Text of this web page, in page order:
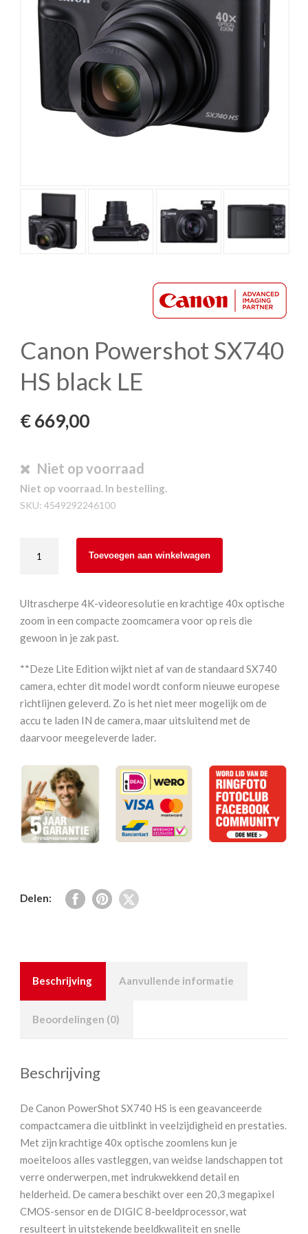
Canon Powershot SX740
HS black LE
€669,00
Niet op voorraad
Niet op voorraad. In bestelling.
SKU: 4549292246100
Powershot
HS
Toevoegen aan winkelwagen
Ultrascherpe 4K-videoresolutie en krachtige 40x optische
zoom in een compacte zoomcamera voor op reis die
gewoon in je zak past.
**Deze Lite Edition wijkt niet af van de standaard SX740
camera, echter dit model wordt conform nieuwe europese
richtlijnen geleverd. Zo is het niet meer mogelijk om de
accu te laden IN de camera, maar uitsluitend met de
daarvoor meegeleverde lader.
Delen:
Beschrijving Aanvullende informatie
Beoordelingen (0)
Beschrijving
De Canon PowerShot SX740 HS is een geavanceerde
compactcamera die uitblinkt in veelzijdigheid en prestaties.
Met zijn krachtige 40x optische zoomlens kun je
moeiteloos alles vastleggen, van weidse landschappen tot
verre onderwerpen, met indrukwekkend detail en
helderheid. De camera beschikt over een 20,3 megapixel
CMOS-sensor en de DIGIC 8-beeldprocessor, wat
resulteert in uitstekende beeldkwaliteit en snelle